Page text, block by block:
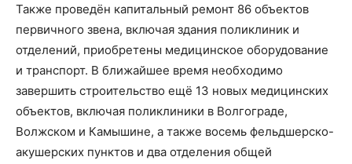
Также проведён капитальный ремонт 86 объектов
первичного звена, включая здания поликлиник и
отделений, приобретены медицинское оборудование
и транспорт. В ближайшее время необходимо
завершить строительство ещё 13 новых медицинских
объектов, включая поликлиники в Волгограде,
Волжском и Камышине, а также восемь фельдшерско-
акушерских пунктов и два отделения общей